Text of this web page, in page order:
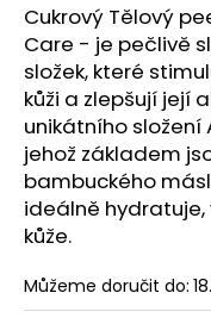
Cukrový Tělový
Care - je pečlivě
složek, které
kůži a zlepšují její
unikátního
jehož základem
bambuckého
ideálně hydratuje,
kůže.
Můžeme doručit do:
D
o
p
o
r
u
č
u